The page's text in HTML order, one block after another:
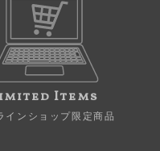
Items
インショップ限定商品